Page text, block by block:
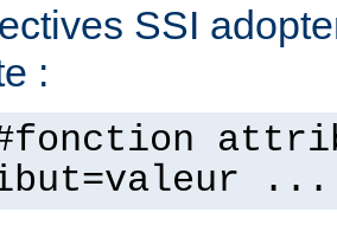
SSI
: